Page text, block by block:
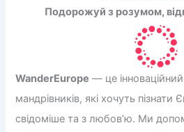
Подорожуй з розумом,
WanderEurope — це
мандрівників, які хочуть пізнати
свідоміше та з любов’ю. Ми